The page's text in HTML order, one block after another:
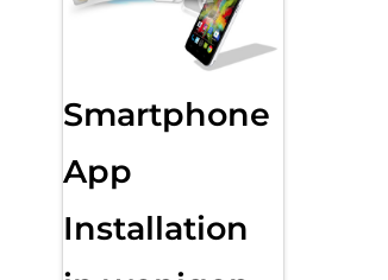
Smartphone
App
Installation